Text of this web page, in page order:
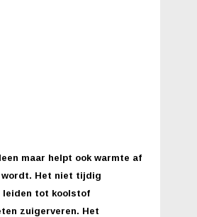
maar helpt ook warmte af
wordt. Het niet tijdig
leiden tot koolstof
zuigerveren. Het